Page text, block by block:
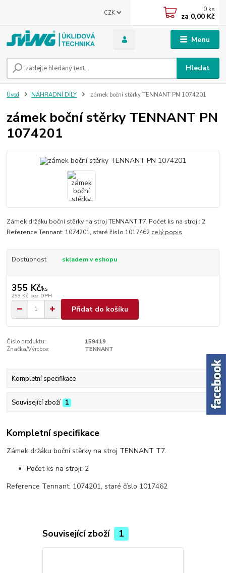
Menu
CZK
Hledat
0 ks
za 0,00 Kč
Úvod NÁHRADNÍ DÍLY zámek boční stěrky TENNANT PN 1074201
zámek boční stěrky TENNANT PN
1074201
Zámek držáku boční stěrky na stroj TENNANT T7. Počet ks na stroji: 2
Reference Tennant: 1074201, staré číslo 1017462 celý popis
Dostupnost skladem v eshopu
355 Kč/ks
293 Kč bez DPH
Přidat do košíku
Číslo produktu:
159419
Značka/Výrobce:
TENNANT
Kompletní specifikace
Související zboží 1
Kompletní specifikace
Zámek držáku boční stěrky na stroj TENNANT T7.
Počet ks na stroji: 2
Reference Tennant: 1074201, staré číslo 1017462
Související zboží 1